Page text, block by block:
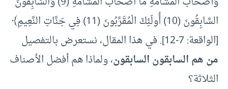
السَّابِقُونَ (10) أُولَئِكَ الْمُقَرَّبُونَ (11) فِي جَنَّاتِ النَّعِيمِ﴾
[الواقعة: 7-12]. في هذا المقال، نستعرض بالتفصيل
من هم السابقون السابقون، ولماذا هم أفضل الأصناف
الثلاثة؟